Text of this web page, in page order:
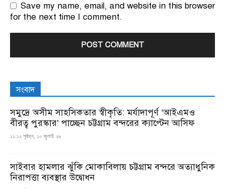
Save my name, email, and website in this browser
for the next time I comment.
সংবাদ
সমুদ্রে অসীম সাহসিকতার স্বীকৃতি: মর্যাদাপূর্ণ ‘আইএমও
বীরত্ব পুরস্কার’ পাচ্ছেন চট্টগ্রাম বন্দরের ক্যাপ্টেন আসিফ
১১:১২ পূর্বাহ্ন, ১০ জুলাই ২৬
সাইবার হামলার ঝুঁকি মোকাবিলায় চট্টগ্রাম বন্দরে অত্যাধুনিক
নিরাপত্তা ব্যবস্থার উদ্বোধন